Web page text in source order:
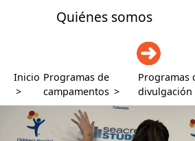
Quiénes somos
Inicio
>
Programas de
campamentos >
Programas
divulgación